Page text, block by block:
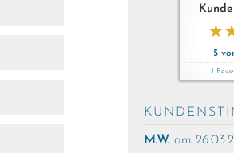
5
M.W. am